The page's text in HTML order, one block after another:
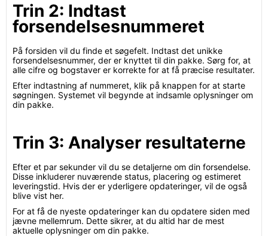
Trin 2: Indtast
forsendelsesnummeret
På forsiden vil du finde et søgefelt. Indtast det unikke
forsendelsesnummer, der er knyttet til din pakke. Sørg for, at
alle cifre og bogstaver er korrekte for at få præcise resultater.
Efter indtastning af nummeret, klik på knappen for at starte
søgningen. Systemet vil begynde at indsamle oplysninger om
din pakke.
Trin 3: Analyser resultaterne
Efter et par sekunder vil du se detaljerne om din forsendelse.
Disse inkluderer nuværende status, placering og estimeret
leveringstid. Hvis der er yderligere opdateringer, vil de også
blive vist her.
For at få de nyeste opdateringer kan du opdatere siden med
jævne mellemrum. Dette sikrer, at du altid har de mest
aktuelle oplysninger om din pakke.